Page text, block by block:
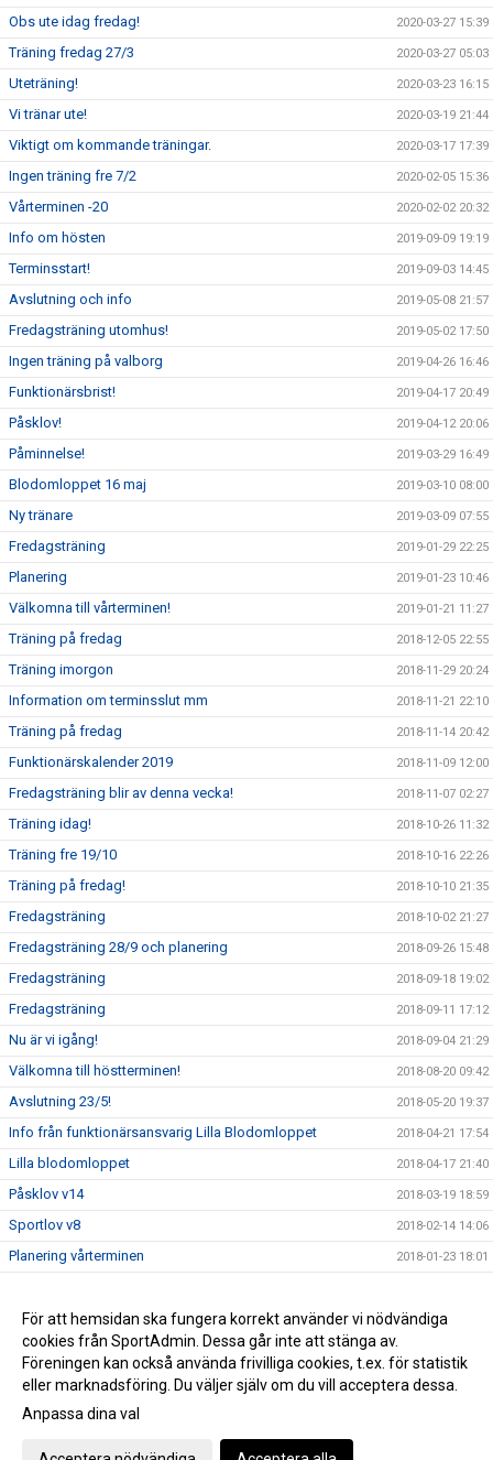
Obs ute idag fredag! 2020-03-27 15:39
Träning fredag 27/3 2020-03-27 05:03
Uteträning! 2020-03-23 16:15
Vi tränar ute! 2020-03-19 21:44
Viktigt om kommande träningar. 2020-03-17 17:39
Ingen träning fre 7/2 2020-02-05 15:36
Vårterminen -20 2020-02-02 20:32
Info om hösten 2019-09-09 19:19
Terminsstart! 2019-09-03 14:45
Avslutning och info 2019-05-08 21:57
Fredagsträning utomhus! 2019-05-02 17:50
Ingen träning på valborg 2019-04-26 16:46
Funktionärsbrist! 2019-04-17 20:49
Påsklov! 2019-04-12 20:06
Påminnelse! 2019-03-29 16:49
Blodomloppet 16 maj 2019-03-10 08:00
Ny tränare 2019-03-09 07:55
Fredagsträning 2019-01-29 22:25
Planering 2019-01-23 10:46
Välkomna till vårterminen! 2019-01-21 11:27
Träning på fredag 2018-12-05 22:55
Träning imorgon 2018-11-29 20:24
Information om terminsslut mm 2018-11-21 22:10
Träning på fredag 2018-11-14 20:42
Funktionärskalender 2019 2018-11-09 12:00
Fredagsträning blir av denna vecka! 2018-11-07 02:27
Träning idag! 2018-10-26 11:32
Träning fre 19/10 2018-10-16 22:26
Träning på fredag! 2018-10-10 21:35
Fredagsträning 2018-10-02 21:27
Fredagsträning 28/9 och planering 2018-09-26 15:48
Fredagsträning 2018-09-18 19:02
Fredagsträning 2018-09-11 17:12
Nu är vi igång! 2018-09-04 21:29
Välkomna till höstterminen! 2018-08-20 09:42
Avslutning 23/5! 2018-05-20 19:37
Info från funktionärsansvarig Lilla Blodomloppet 2018-04-21 17:54
Lilla blodomloppet 2018-04-17 21:40
Påsklov v14 2018-03-19 18:59
Sportlov v8 2018-02-14 14:06
Planering vårterminen 2018-01-23 18:01
13/12 terminsavslutning 2017-12-01 08:07
Information Muskelcentrum Indoor Games 2017-11-29 21:07
Gå till Webbversion
För att hemsidan ska fungera korrekt använder vi nödvändiga
cookies från SportAdmin. Dessa går inte att stänga av.
Föreningen kan också använda frivilliga cookies, t.ex. för statistik
eller marknadsföring. Du väljer själv om du vill acceptera dessa.
Anpassa dina val